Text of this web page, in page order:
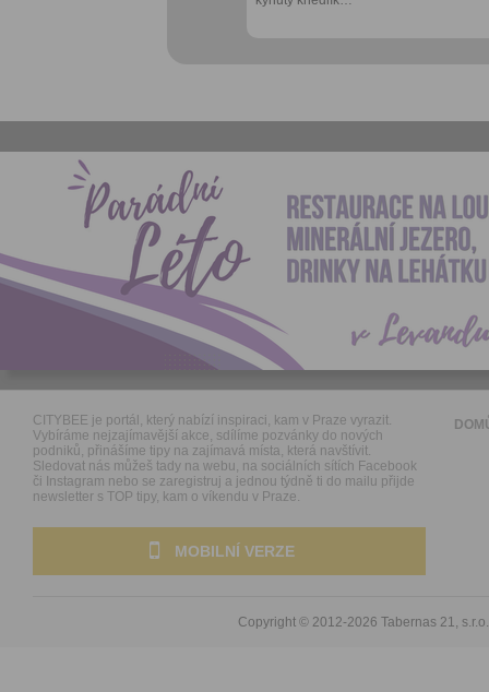
CITYBEE je portál, který nabízí inspiraci, kam v Praze vyrazit.
Vybíráme nejzajímavější akce, sdílíme pozvánky do nových
podniků, přinášíme tipy na zajímavá místa, která navštívit.
Sledovat nás můžeš tady na webu, na sociálních sítích Facebook
či Instagram nebo se zaregistruj a jednou týdně ti do mailu přijde
newsletter s TOP tipy, kam o víkendu v Praze.
MOBILNÍ VERZE
Copyright © 2012-2026 Tabernas 21, s.r.o.